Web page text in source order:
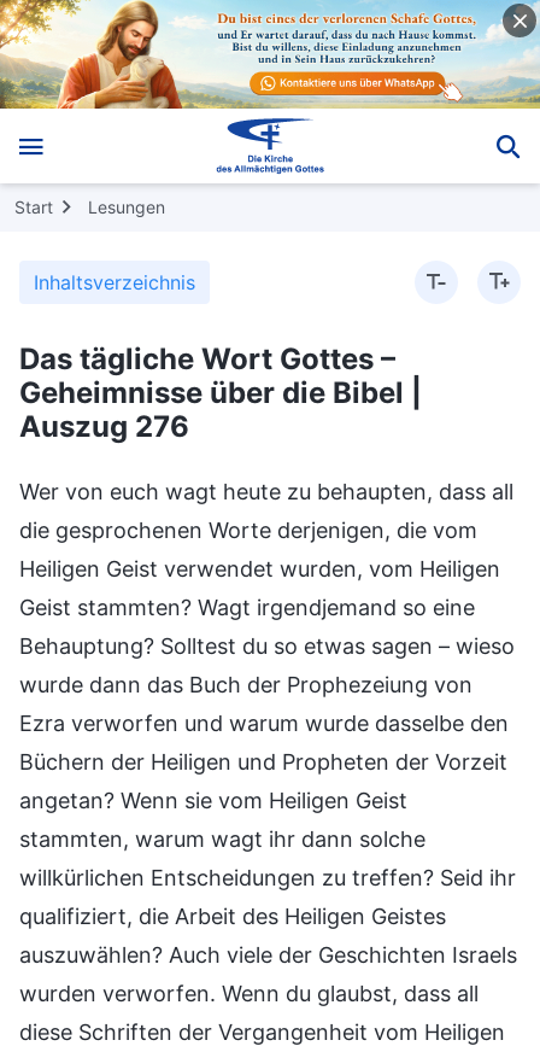
Start Lesungen
Inhaltsverzeichnis
Das tägliche Wort Gottes –
Geheimnisse über die Bibel |
Auszug 276
Wer von euch wagt heute zu behaupten, dass all
die gesprochenen Worte derjenigen, die vom
Heiligen Geist verwendet wurden, vom Heiligen
Geist stammten? Wagt irgendjemand so eine
Behauptung? Solltest du so etwas sagen – wieso
wurde dann das Buch der Prophezeiung von
Ezra verworfen und warum wurde dasselbe den
Büchern der Heiligen und Propheten der Vorzeit
angetan? Wenn sie vom Heiligen Geist
stammten, warum wagt ihr dann solche
willkürlichen Entscheidungen zu treffen? Seid ihr
qualifiziert, die Arbeit des Heiligen Geistes
auszuwählen? Auch viele der Geschichten Israels
wurden verworfen. Wenn du glaubst, dass all
diese Schriften der Vergangenheit vom Heiligen